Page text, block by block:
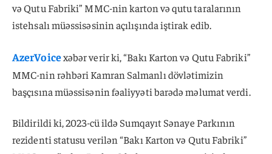
və Qutu Fabriki” MMC-nin karton və qutu taralarının
istehsalı müəssisəsinin açılışında iştirak edib.
AzerVoicexəbər verir ki, “Bakı Karton və Qutu Fabriki”
MMC-nin rəhbəri Kamran Salmanlı dövlətimizin
başçısına müəssisənin fəaliyyəti barədə məlumat verdi.
Bildirildi ki, 2023-cü ildə Sumqayıt Sənaye Parkının
rezidenti statusu verilən “Bakı Karton və Qutu Fabriki”